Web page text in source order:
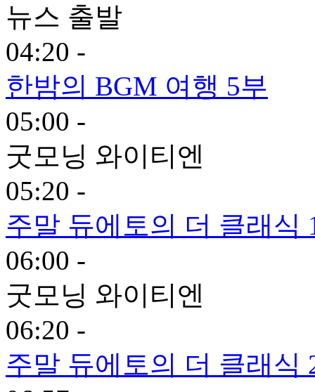
뉴스 출발
04:20 -
한밤의 BGM 여행 5부
05:00 -
굿모닝 와이티엔
05:20 -
주말 듀에토의 더 클래식
06:00 -
굿모닝 와이티엔
06:20 -
주말 듀에토의 더 클래식